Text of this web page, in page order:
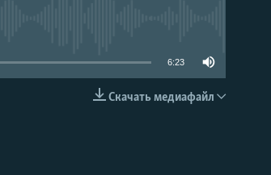
EMBED
6:23
Скачать медиафайл